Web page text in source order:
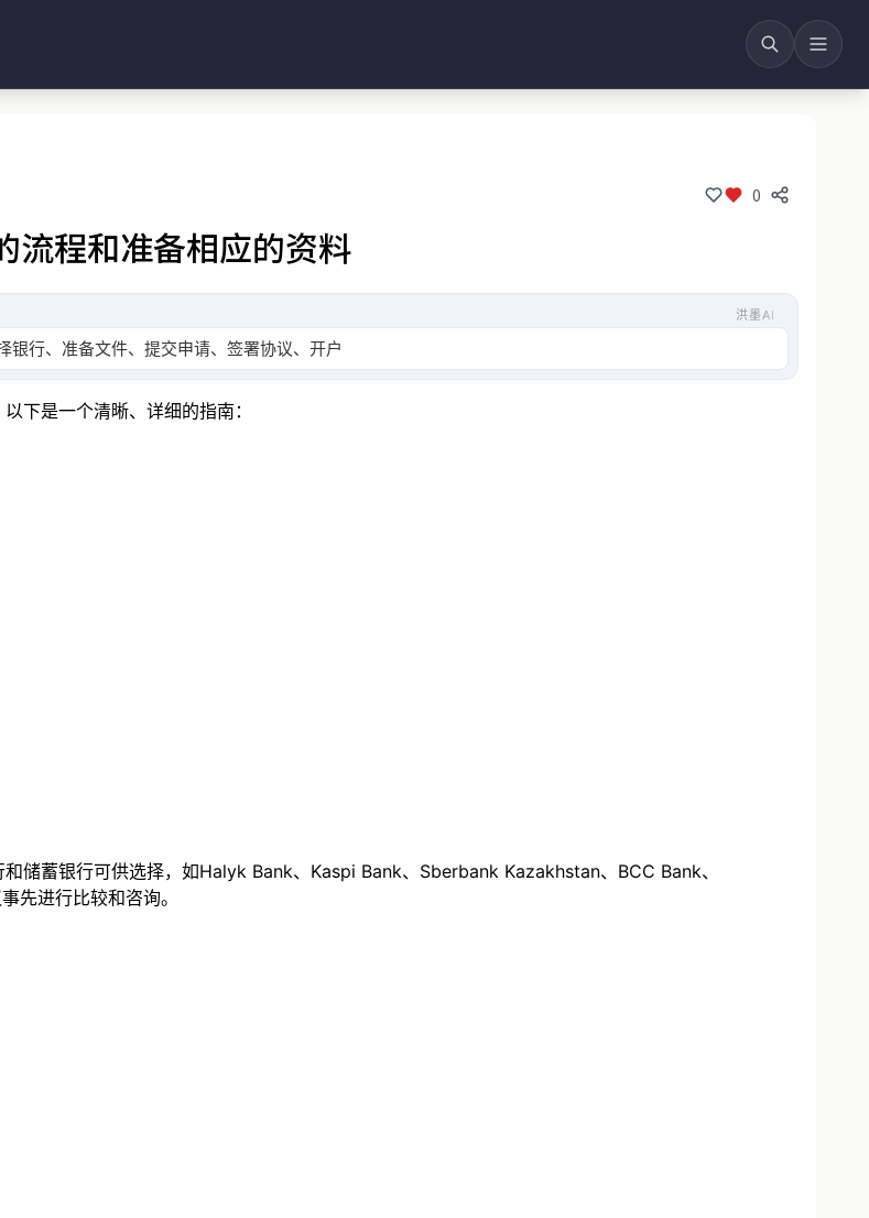
0
流程和准备相应的资料
洪墨AI
行、准备文件、提交申请、签署协议、开户及激活账户等步骤，并提到了注意事
下是一个清晰、详细的指南：
蓄银行可供选择，如Halyk Bank、Kaspi Bank、Sberbank Kazakhstan、BCC Bank、
先进行比较和咨询。